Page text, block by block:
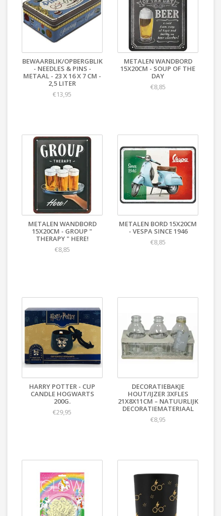
BEWAARBLIK/OPBERGBLIK
- NEEDLES & PINS -
METAAL - 23 X 16 X 7 CM -
2,5 LITER
€13,95
METALEN WANDBORD
15X20CM - SOUP OF THE
DAY
€8,85
METALEN WANDBORD
15X20CM - GROUP "
THERAPY " HERE!
€8,85
METALEN BORD 15X20CM
- VESPA SINCE 1946
€8,85
HARRY POTTER - CUP
CANDLE HOGWARTS
200G.
€29,95
DECORATIEBAKJE
HOUT/IJZER 3XFLES
21X8X11CM – NATUURLIJK
DECORATIEMATERIAAL
€8,95